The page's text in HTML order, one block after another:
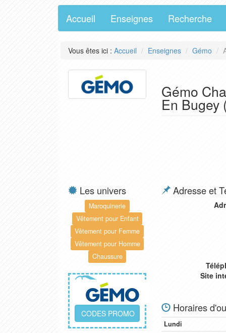
Accueil Enseignes Recherche
Vous êtes ici : Accueil Enseignes Gémo
Gémo
En Bugey
Les univers
Maroquinerie
Vêtement pour Enfant
Vêtement pour Femme
Vêtement pour Homme
Chaussure
CODES PROMO
Adresse et
Site
Horaires
Lundi